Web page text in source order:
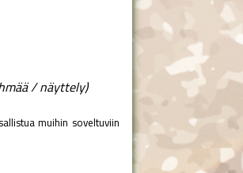
/ näyttely)
muihin soveltuviin